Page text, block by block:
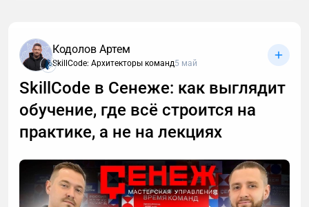
Транскрибация преобразует разговоры в текст,
позволяя находить любые устные договоренности
буквально за секунды. Рассказываю принцип
работы этой технологии, способы ее применения. А
также — как настроить автоматическую
технике.
Кодолов Артем
SkillCode: Архитекторы команд5 май
SkillCode в Сенеже: как выглядит
обучение, где всё строится на
практике, а не на лекциях